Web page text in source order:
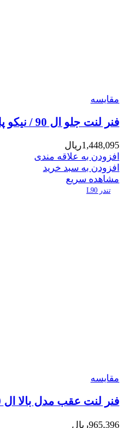
مقایسه
فنر لنت جلو ال 90 / نیکو پارت
1,448,095ریال
افزودن به علاقه مندی
افزودن به سبد خرید
مشاهده سریع
تندر L90
مقایسه
فنر لنت عقب مدل بالا ال 90 / نیکو پارت
965,396ریال